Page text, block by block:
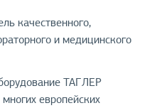
качественного,
и медицинского
ТАГЛЕР
европейских